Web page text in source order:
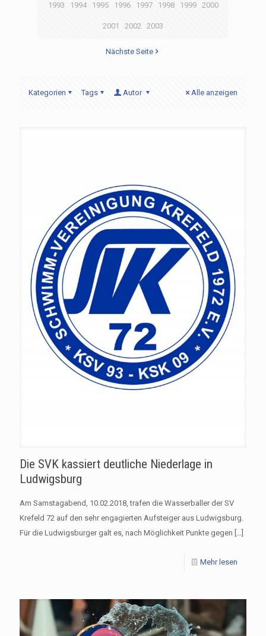
1993 1994 1995 1996 1997 1998 1999 2000
2001 2002 2003
Nächste Seite
Kategorien Tags Autor Alle anzeigen
Die SVK kassiert deutliche Niederlage in
Ludwigsburg
Am Samstagabend, 10.02.2018, trafen die Wasserballer der SV
Krefeld 72 auf den sehr engagierten Aufsteiger aus Ludwigsburg.
Für die Ludwigsburger galt es, nach Möglichkeit Punkte gegen […]
Mehr lesen